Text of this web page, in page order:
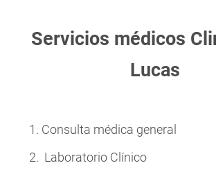
Servicios médicos
Lucas
Consulta médica general
Laboratorio Clínico